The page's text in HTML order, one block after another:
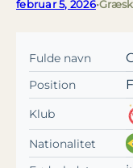
februar 5, 2026•
Fulde navn
Position
Klub
Nationalitet